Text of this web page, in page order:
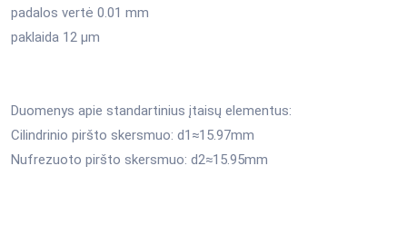
padalos vertė 0.01 mm
paklaida 12 μm
Duomenys apie standartinius įtaisų elementus:
Cilindrinio piršto skersmuo: d1≈15.97mm
Nufrezuoto piršto skersmuo: d2≈15.95mm